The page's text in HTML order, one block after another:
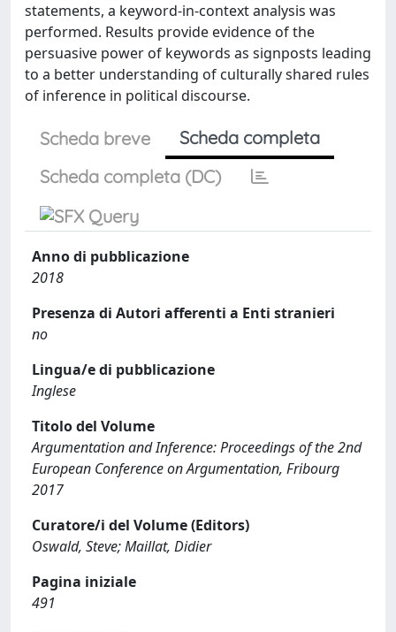
statements, a keyword-in-context analysis was
performed. Results provide evidence of the
persuasive power of keywords as signposts leading
to a better understanding of culturally shared rules
of inference in political discourse.
Scheda breve
Scheda completa
Scheda completa (DC)
Anno di pubblicazione
2018
Presenza di Autori afferenti a Enti stranieri
no
Lingua/e di pubblicazione
Inglese
Titolo del Volume
Argumentation and Inference: Proceedings of the 2nd
European Conference on Argumentation, Fribourg
2017
Curatore/i del Volume (Editors)
Oswald, Steve; Maillat, Didier
Pagina iniziale
491